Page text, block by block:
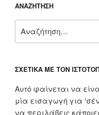
ΑΝΑΖΉΤΗΣΗ
για:
ΣΧΕΤΙΚΆ ΜΕ ΤΟΝ
Αυτό φαίνεται να
μία εισαγωγή για
να περιλάβεις